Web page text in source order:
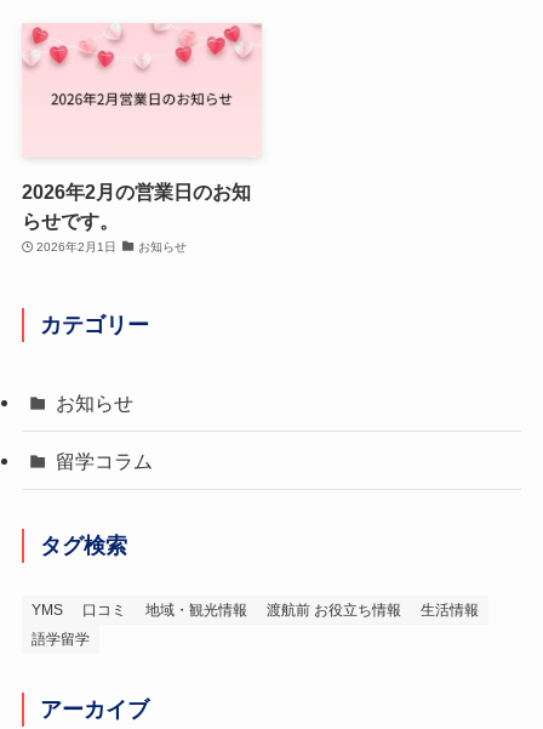
2026年2月の営業日のお知
らせです。
2026年2月1日 お知らせ
カテゴリー
お知らせ
留学コラム
タグ検索
YMS 口コミ 地域・観光情報 渡航前 お役立ち情報
生活情報
語学留学
アーカイブ